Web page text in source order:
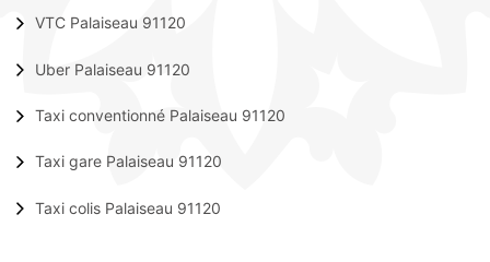
VTC Palaiseau 91120
Uber Palaiseau 91120
Taxi conventionné Palaiseau 91120
Taxi gare Palaiseau 91120
Taxi colis Palaiseau 91120